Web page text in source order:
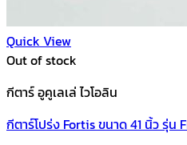
Quick View
Out of stock
กีตาร์ อูคูเลเล่ ไวโอลิน
กีตาร์โปร่ง Fortis ขนาด 41 นิ้ว รุ่น